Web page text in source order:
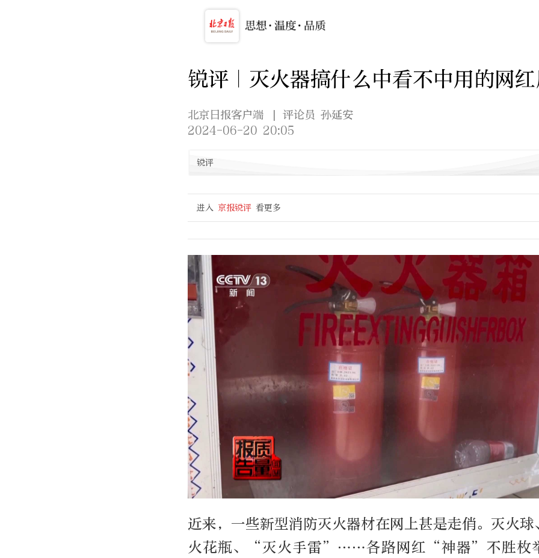
锐评｜灭火器搞什么中看不中用的网
北京日报客户端
| 评论员 孙延安
2024-06-20 20:05
锐评
进入 京报锐评 看更多
近来，一些新型消防灭火器材在网上甚是走俏。灭火球
火花瓶、“灭火手雷”……各路网红“神器”不胜枚